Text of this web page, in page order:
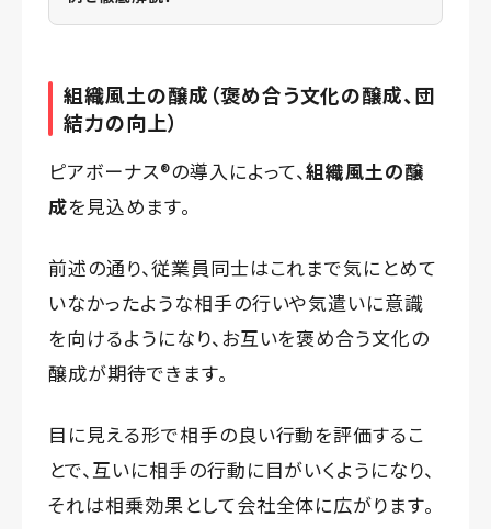
組織風土の醸成 （褒め合う文化の醸成、団
結力の向上）
ピアボーナス®️の導入によって、組織風土の醸
成を見込めます。
前述の通り、従業員同士はこれまで気にとめて
いなかったような相手の行いや気遣いに意識
を向けるようになり、お互いを褒め合う文化の
醸成が期待できます。
目に見える形で相手の良い行動を評価するこ
とで、互いに相手の行動に目がいくようになり、
それは相乗効果として会社全体に広がります。